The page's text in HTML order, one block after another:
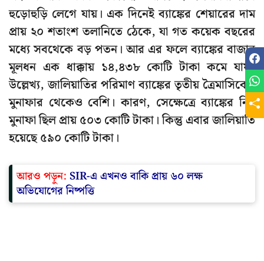
হুড়োহুড়ি লেগে যায়। এক দিনেই ব্যাঙ্কের শেয়ারের দাম
প্রায় ২০ শতাংশ তলানিতে ঠেকে, যা গত কয়েক বছরের
মধ্যে সবথেকে বড় পতন। আর এর ফলে ব্যাঙ্কের বাজার
মূলধন এক ধাক্কায় ১৪,৪৩৮ কোটি টাকা কমে যায়।
উল্লেখ্য, জালিয়াতির পরিমাণ ব্যাঙ্কের তৃতীয় ত্রৈমাসিকের
মুনাফার থেকেও বেশি। কারণ, সেক্ষেত্রে ব্যাঙ্কের নিট
মুনাফা ছিল প্রায় ৫০৩ কোটি টাকা। কিন্তু এবার জালিয়াতি
হয়েছে ৫৯০ কোটি টাকা।
আরও পড়ুন: SIR-এ এখন‌ও বাকি প্রায় ৬০ লক্ষ
অভিযোগের নিষ্পত্তি